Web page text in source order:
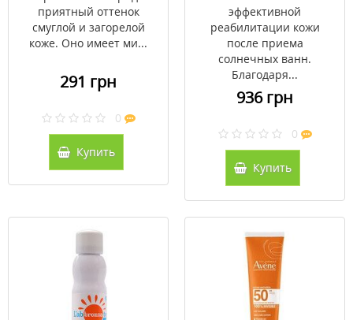
приятный оттенок
смуглой и загорелой
коже. Оно имеет ми...
291 грн
0
Купить
эффективной
реабилитации кожи
после приема
солнечных ванн.
Благодаря...
936 грн
0
Купить